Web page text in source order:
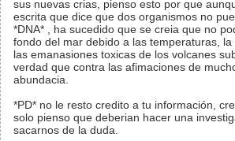
sus nuevas crias, pienso esto por que
escrita que dice que dos organismos no
*DNA* , ha sucedido que se creia que no
fondo del mar debido a las temperaturas, la
las emanasiones toxicas de los volcanes
verdad que contra las afimaciones de
abundacia.
*PD* no le resto credito a tu información,
solo pienso que deberian hacer una
sacarnos de la duda.